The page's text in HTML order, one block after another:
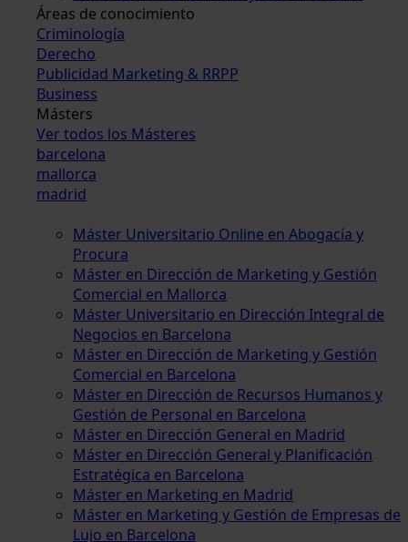
Áreas de conocimiento
Criminología
Derecho
Publicidad Marketing & RRPP
Business
Másters
Ver todos los Másteres
barcelona
mallorca
madrid
Máster Universitario Online en Abogacía y
Procura
Máster en Dirección de Marketing y Gestión
Comercial en Mallorca
Máster Universitario en Dirección Integral de
Negocios en Barcelona
Máster en Dirección de Marketing y Gestión
Comercial en Barcelona
Máster en Dirección de Recursos Humanos y
Gestión de Personal en Barcelona
Máster en Dirección General en Madrid
Máster en Dirección General y Planificación
Estratégica en Barcelona
Máster en Marketing en Madrid
Máster en Marketing y Gestión de Empresas de
Lujo en Barcelona